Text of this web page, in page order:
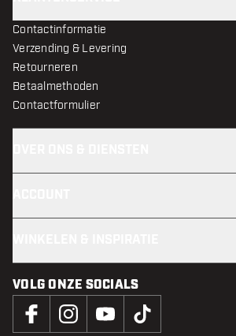
Contactinformatie
Verzending & Levering
Retourneren
Betaalmethoden
Contactformulier
VOLG ONZE SOCIALS